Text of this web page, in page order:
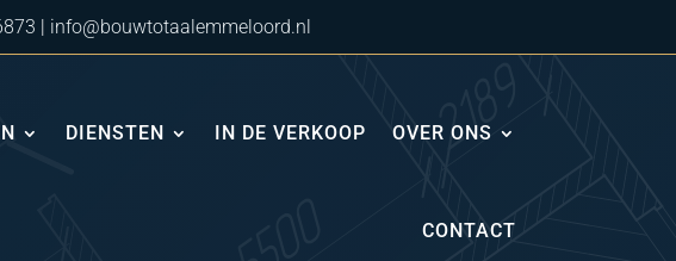
| info@bouwtotaalemmeloord.nl
DIENSTEN IN DE VERKOOP OVER ONS
CONTACT